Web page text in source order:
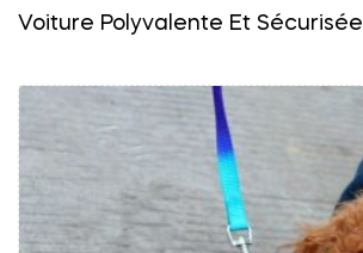
Voiture Polyvalente Et Sécurisée